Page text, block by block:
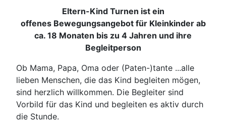
Eltern-Kind Turnen ist ein
offenes Bewegungsangebot für Kleinkinder ab
ca. 18 Monaten bis zu 4 Jahren und ihre
Begleitperson
Ob Mama, Papa, Oma oder (Paten-)tante ...alle
lieben Menschen, die das Kind begleiten mögen,
sind herzlich willkommen. Die Begleiter sind
Vorbild für das Kind und begleiten es aktiv durch
die Stunde.